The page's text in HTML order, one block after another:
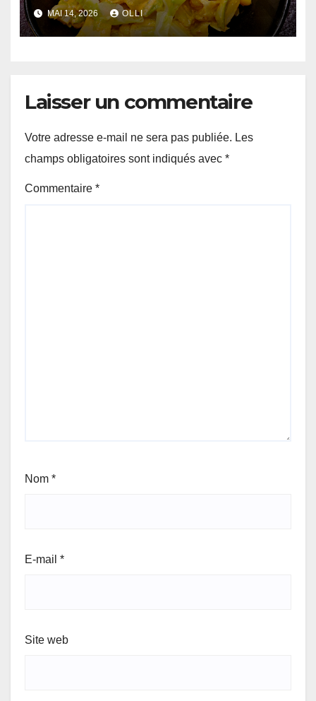
MAI 14, 2026 OLLI
Laisser un commentaire
Votre adresse e-mail ne sera pas publiée. Les
champs obligatoires sont indiqués avec *
Commentaire *
Nom *
E-mail *
Site web